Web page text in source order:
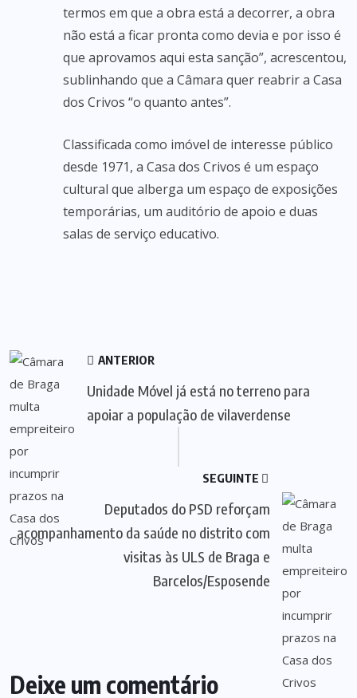
termos em que a obra está a decorrer, a obra
não está a ficar pronta como devia e por isso é
que aprovamos aqui esta sanção”, acrescentou,
sublinhando que a Câmara quer reabrir a Casa
dos Crivos “o quanto antes”.
Classificada como imóvel de interesse público
desde 1971, a Casa dos Crivos é um espaço
cultural que alberga um espaço de exposições
temporárias, um auditório de apoio e duas
salas de serviço educativo.
ANTERIOR
Unidade Móvel já está no terreno para
apoiar a população de vilaverdense
SEGUINTE
Deputados do PSD reforçam
acompanhamento da saúde no distrito com
visitas às ULS de Braga e
Barcelos/Esposende
Deixe um comentário